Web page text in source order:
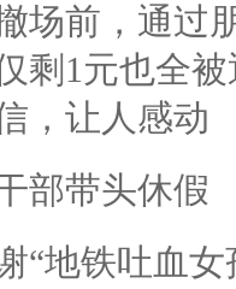
场前，通过
剩1元也全
，让人感动
部带头休假
“地铁吐血